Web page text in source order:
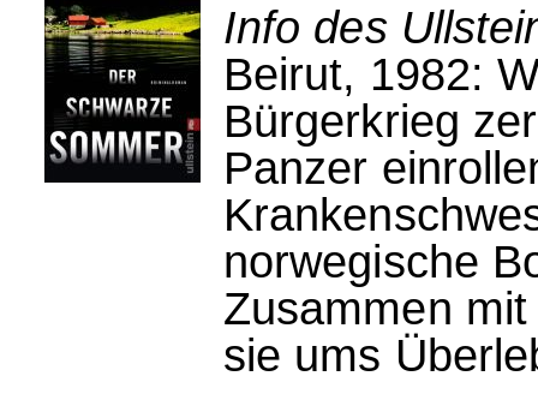
Info des
Beirut, 1982:
Bürgerkrieg
Panzer
norwegische
Zusammen
sie ums